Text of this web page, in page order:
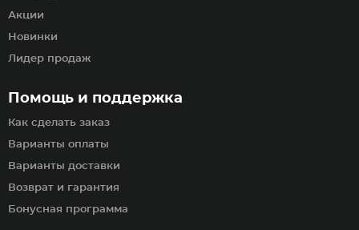
Помощь и поддержка
Как сделать заказ
Варианты оплаты
Варианты доставки
Возврат и гарантия
Бонусная программа
Акции
Новинки
Лидер продаж